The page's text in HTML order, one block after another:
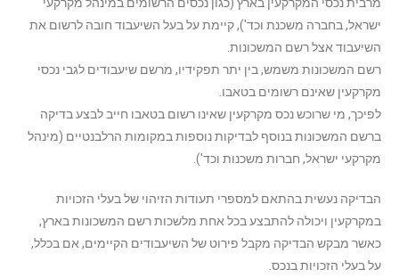
ישראל, בחברה משכנת וכד'), קיימת על בעל השיעבוד חובה לרשום את
השיעבוד אצל רשם המשכונות.
רשם המשכונות משמש, בין יתר תפקידיו, מרשם שיעבודים לגבי נכסי
מקרקעין שאינם רשומים בטאבו.
לפיכך, מי שרוכש נכס מקרקעין שאינו רשום בטאבו חייב לבצע בדיקה
ברשם המשכונות בנוסף לבדיקות נוספות במקומות הרלבנטיים (מינהל
מקרקעי ישראל, חברות משכנות וכד').
הבדיקה נעשית בהתאם למספרי תעודות הזיהוי של בעלי הזכויות
במקרקעין ויכולה להתבצע בכל אחת מלשכות רשם המשכונות בארץ,
כאשר מבקש הבדיקה מקבל פירוט של השיעבודים הקיימים, אם בכלל,
על בעלי הזכויות בנכס.